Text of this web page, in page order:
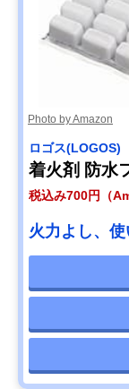
Photo by Amazon
ロゴス(LOGOS)
着火剤 防水
税込み700円（
火力よし、